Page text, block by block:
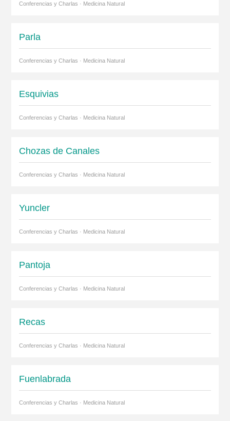
Conferencias y Charlas · Medicina Natural
Parla
Conferencias y Charlas · Medicina Natural
Esquivias
Conferencias y Charlas · Medicina Natural
Chozas de Canales
Conferencias y Charlas · Medicina Natural
Yuncler
Conferencias y Charlas · Medicina Natural
Pantoja
Conferencias y Charlas · Medicina Natural
Recas
Conferencias y Charlas · Medicina Natural
Fuenlabrada
Conferencias y Charlas · Medicina Natural